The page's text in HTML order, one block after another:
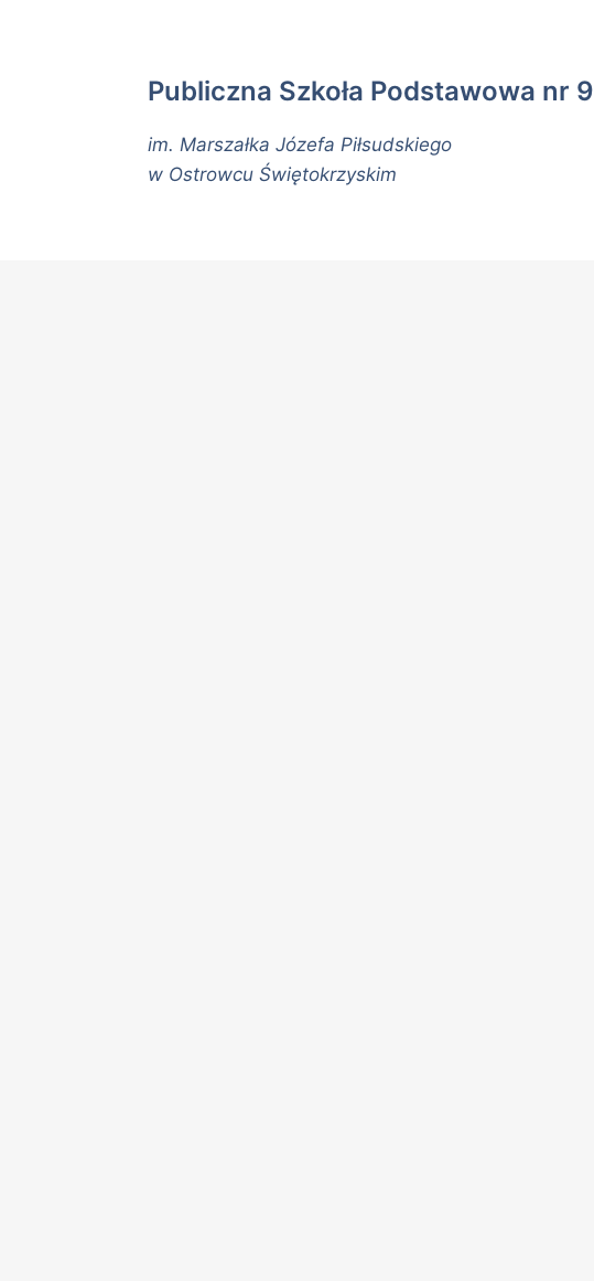
Publiczna Szkoła Podstawowa nr 9
im. Marszałka Józefa Piłsudskiego
w Ostrowcu Świętokrzyskim